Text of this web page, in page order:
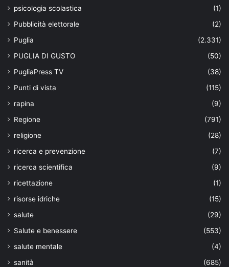
psicologia scolastica
(1)
Pubblicità elettorale
(2)
Puglia
(2.331)
PUGLIA DI GUSTO
(50)
PugliaPress TV
(38)
Punti di vista
(115)
rapina
(9)
Regione
(791)
religione
(28)
ricerca e prevenzione
(7)
ricerca scientifica
(9)
ricettazione
(1)
risorse idriche
(15)
salute
(29)
Salute e benessere
(553)
salute mentale
(4)
sanità
(685)